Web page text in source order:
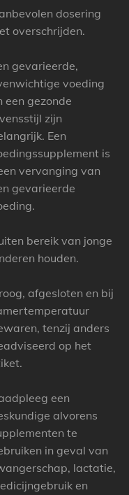
dosering
overschrijden.
gevarieerde,
voeding
een gezonde
zijn
Een
is
vervanging van
gevarieerde
bereik van jonge
houden.
afgesloten en bij
tenzij anders
op het
een
alvorens
te
in geval van
lactatie,
en